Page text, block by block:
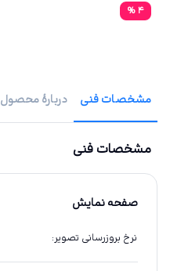
4
%
مشخصات فنی دربارهٔ محصول
مشخصات فنی
صفحه نمایش
نرخ بروزرسانی تصویر: